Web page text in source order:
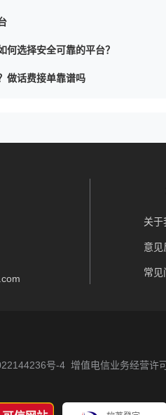
何选择安全可靠的平台？
做话费接单靠谱吗
关于
意见
常见
号-4 增值电信业务经营许